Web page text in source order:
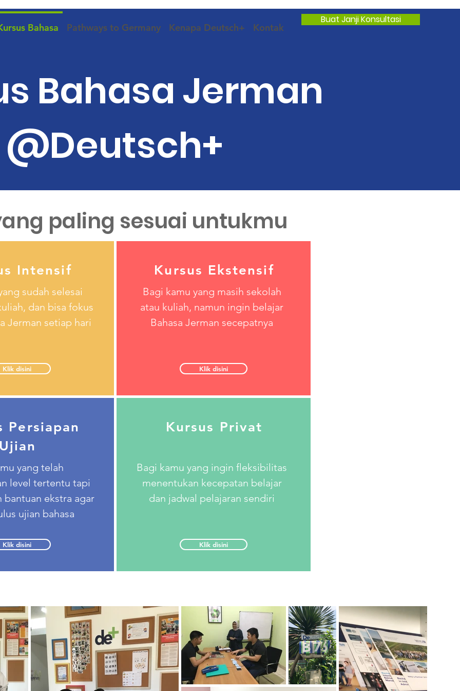
Bahasa Pathways to Germany Kenapa Deutsch+ Kontak
Buat Janji Konsultasi
Bahasa Jerman
@Deutsch+
paling sesuai untukmu
Intensif
sudah selesai
dan bisa fokus
Jerman setiap hari
Klik disini
Persiapan
yang telah
level tertentu tapi
ekstra agar
ujian bahasa
Klik disini
Kursus Ekstensif
Bagi kamu yang masih sekolah
atau kuliah, namun ingin belajar
Bahasa Jerman secepatnya
Klik disini
Kursus Privat
Bagi kamu yang ingin fleksibilitas
menentukan kecepatan belajar
dan jadwal pelajaran sendiri
Klik disini